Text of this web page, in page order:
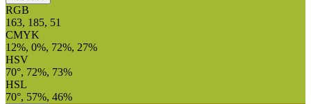
RGB
163, 185, 51
CMYK
12%, 0%, 72%, 27%
HSV
70°, 72%, 73%
HSL
70°, 57%, 46%